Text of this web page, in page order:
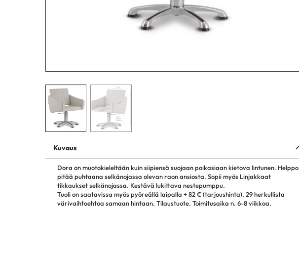
Kuvaus
Dora on muotokieleltään kuin siipiensä suojaan poikasiaan kietova lintunen. Helppo
pitää puhtaana selkänojassa olevan raon ansiosta. Sopii myös Linjakkaat
tikkaukset selkänojassa. Kestävä lukittava nestepumppu.
Tuoli on saatavissa myös pyöreällä laipalla + 82 € (tarjoushinta). 29 herkullista
värivaihtoehtoa samaan hintaan. Tilaustuote. Toimitusaika n. 6-8 viikkoa.